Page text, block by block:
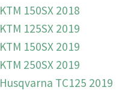
KTM 150SX 2018
KTM 125SX 2019
KTM 150SX 2019
KTM 250SX 2019
Husqvarna TC125 2019